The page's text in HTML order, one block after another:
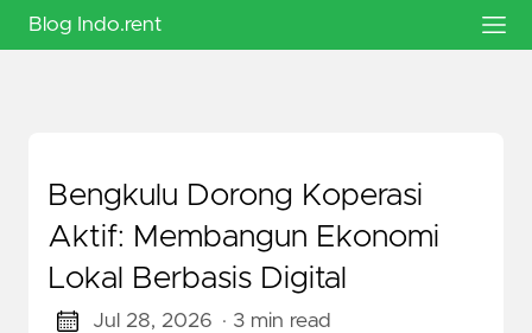
Blog Indo.rent
Bengkulu Dorong Koperasi
Aktif: Membangun Ekonomi
Lokal Berbasis Digital
Jul 28, 2026 · 3 min read